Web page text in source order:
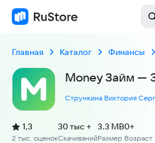
Главная Каталог Финансы
Money Займ —
Стрункина Виктория
Рейтинг:
1,3
(
2 тыс. оценок
)
Скачиваний
30 тыс +
Размер
3.3 MB
Возраст
0+